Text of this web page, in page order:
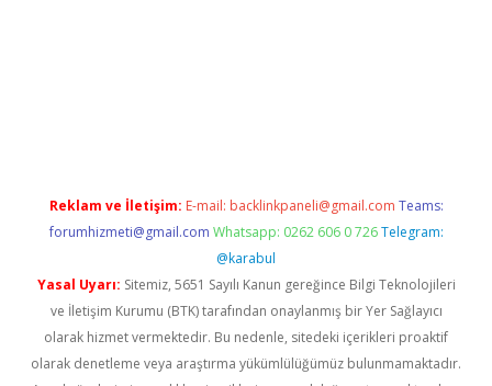
Reklam ve İletişim: E-mail: backlinkpaneli@gmail.com Teams:
forumhizmeti@gmail.com Whatsapp: 0262 606 0 726 Telegram:
@karabul
Yasal Uyarı: Sitemiz, 5651 Sayılı Kanun gereğince Bilgi Teknolojileri
ve İletişim Kurumu (BTK) tarafından onaylanmış bir Yer Sağlayıcı
olarak hizmet vermektedir. Bu nedenle, sitedeki içerikleri proaktif
olarak denetleme veya araştırma yükümlülüğümüz bulunmamaktadır.